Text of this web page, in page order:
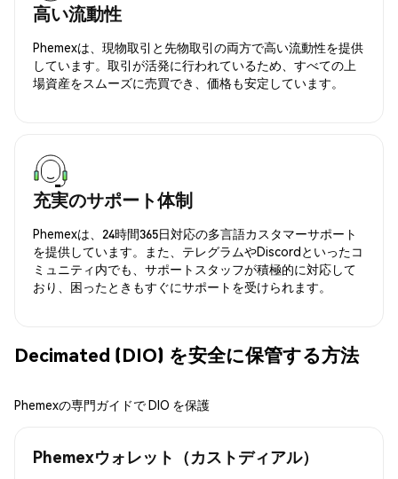
高い流動性
Phemexは、現物取引と先物取引の両方で高い流動性を提供
しています。取引が活発に行われているため、すべての上
場資産をスムーズに売買でき、価格も安定しています。
充実のサポート体制
Phemexは、24時間365日対応の多言語カスタマーサポート
を提供しています。また、テレグラムやDiscordといったコ
ミュニティ内でも、サポートスタッフが積極的に対応して
おり、困ったときもすぐにサポートを受けられます。
Decimated (DIO) を安全に保管する方法
Phemexの専門ガイドで DIO を保護
Phemexウォレット（カストディアル）